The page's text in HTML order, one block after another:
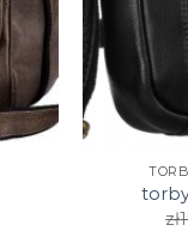
zł